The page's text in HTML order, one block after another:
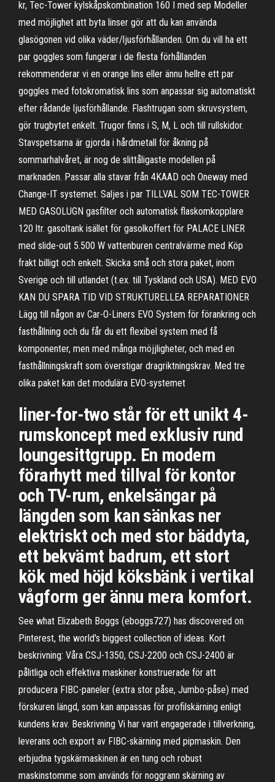
kr, Tec-Tower kylskåpskombination 160 I med sep Modeller
med möjlighet att byta linser gör att du kan använda
glasögonen vid olika väder/ljusförhållanden. Om du vill ha ett
par goggles som fungerar i de flesta förhållanden
rekommenderar vi en orange lins eller ännu hellre ett par
goggles med fotokromatisk lins som anpassar sig automatiskt
efter rådande ljusförhållande. Flashtrugan som skruvsystem,
gör trugbytet enkelt. Trugor finns i S, M, L och till rullskidor.
Stavspetsarna är gjorda i hårdmetall för åkning på
sommarhalvåret, är nog de slittåligaste modellen på
marknaden. Passar alla stavar från 4KAAD och Oneway med
Change-IT systemet. Saljes i par TILLVAL SOM TEC-TOWER
MED GASOLUGN gasfilter och automatisk flaskomkopplare
120 ltr. gasoltank isället för gasolkoffert för PALACE LINER
med slide-out 5.500 W vattenburen centralvärme med Köp
frakt billigt och enkelt. Skicka små och stora paket, inom
Sverige och till utlandet (t.ex. till Tyskland och USA). MED EVO
KAN DU SPARA TID VID STRUKTURELLEA REPARATIONER
Lägg till någon av Car-O-Liners EVO System för förankring och
fasthållning och du får du ett flexibel system med få
komponenter, men med många möjjligheter, och med en
fasthållningskraft som överstigar dragriktningskrav. Med tre
olika paket kan det modulära EVO-systemet
liner-for-two står för ett unikt 4-
rumskoncept med exklusiv rund
loungesittgrupp. En modern
förarhytt med tillval för kontor
och TV-rum, enkelsängar på
längden som kan sänkas ner
elektriskt och med stor bäddyta,
ett bekvämt badrum, ett stort
kök med höjd köksbänk i vertikal
vågform ger ännu mera komfort.
See what Elizabeth Boggs (eboggs727) has discovered on
Pinterest, the world's biggest collection of ideas. Kort
beskrivning: Våra CSJ-1350, CSJ-2200 och CSJ-2400 är
pålitliga och effektiva maskiner konstruerade för att
producera FIBC-paneler (extra stor påse, Jumbo-påse) med
förskuren längd, som kan anpassas för profilskärning enligt
kundens krav. Beskrivning Vi har varit engagerade i tillverkning,
leverans och export av FIBC-skärning med pipmaskin. Den
erbjudna tygskärmaskinen är en tung och robust
maskinstomme som används för noggrann skärning av